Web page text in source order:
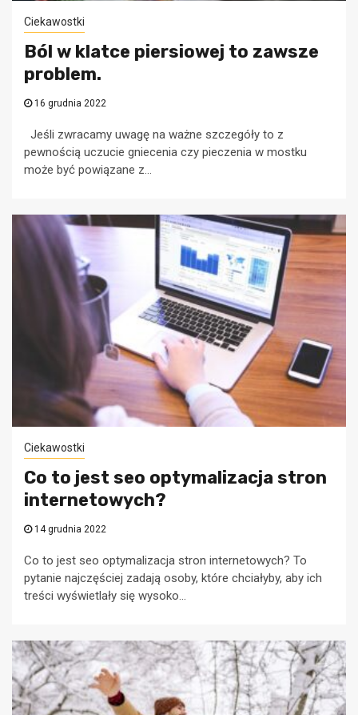
Ciekawostki
Ból w klatce piersiowej to zawsze
problem.
16 grudnia 2022
Jeśli zwracamy uwagę na ważne szczegóły to z
pewnością uczucie gniecenia czy pieczenia w mostku
może być powiązane z...
Ciekawostki
Co to jest seo optymalizacja stron
internetowych?
14 grudnia 2022
Co to jest seo optymalizacja stron internetowych? To
pytanie najczęściej zadają osoby, które chciałyby, aby ich
treści wyświetlały się wysoko...